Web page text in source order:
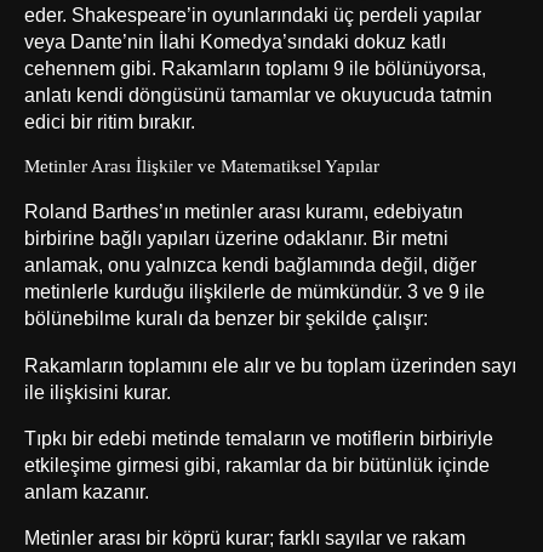
eder. Shakespeare’in oyunlarındaki üç perdeli yapılar
veya Dante’nin İlahi Komedya’sındaki dokuz katlı
cehennem gibi. Rakamların toplamı 9 ile bölünüyorsa,
anlatı kendi döngüsünü tamamlar ve okuyucuda tatmin
edici bir ritim bırakır.
Metinler Arası İlişkiler ve Matematiksel Yapılar
Roland Barthes’ın metinler arası kuramı, edebiyatın
birbirine bağlı yapıları üzerine odaklanır. Bir metni
anlamak, onu yalnızca kendi bağlamında değil, diğer
metinlerle kurduğu ilişkilerle de mümkündür. 3 ve 9 ile
bölünebilme kuralı da benzer bir şekilde çalışır:
Rakamların toplamını ele alır ve bu toplam üzerinden sayı
ile ilişkisini kurar.
Tıpkı bir edebi metinde temaların ve motiflerin birbiriyle
etkileşime girmesi gibi, rakamlar da bir bütünlük içinde
anlam kazanır.
Metinler arası bir köprü kurar; farklı sayılar ve rakam